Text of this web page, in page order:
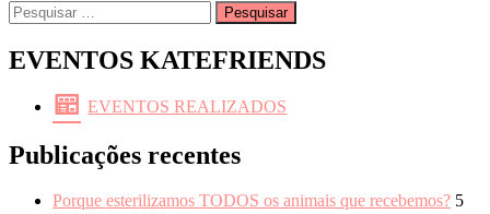
Pesquisar
por:
EVENTOS KATEFRIENDS
EVENTOS REALIZADOS
Publicações recentes
Porque esterilizamos TODOS os animais que recebemos? 5